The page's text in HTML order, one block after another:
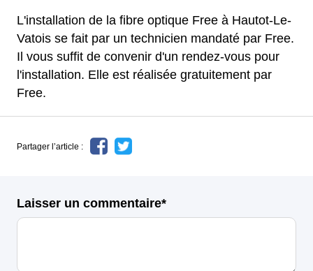
L'installation de la fibre optique Free à Hautot-Le-
Vatois se fait par un technicien mandaté par Free.
Il vous suffit de convenir d'un rendez-vous pour
l'installation. Elle est réalisée gratuitement par
Free.
Partager l’article :
Laisser un commentaire*